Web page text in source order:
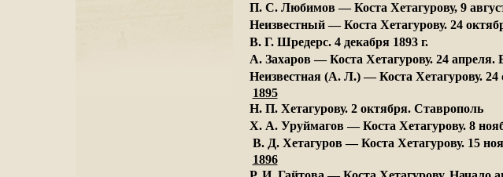
П. С. Любимов — Коста Хетагурову, 9
Неизвестный — Коста Хетагурову. 24
B. Г. Шредерс. 4 декабря 1893 г.
А. Захаров — Коста Хетагурову. 24 апреля.
Неизвестная (А. Л.) — Коста Хетагурову. 24
1895
Н. П. Хетагурову. 2 октября. Ставрополь
X. А. Уруймагов — Коста Хетагурову. 8
В. Д. Хетагуров — Коста Хетагурову. 15
1896